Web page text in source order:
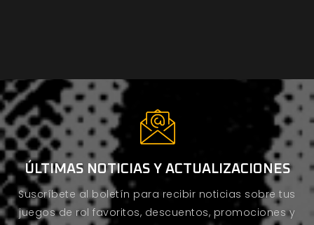
ÚLTIMAS NOTICIAS Y ACTUALIZACIONES
Suscríbete al boletín para recibir noticias sobre tus
juegos de rol favoritos, descuentos, promociones y